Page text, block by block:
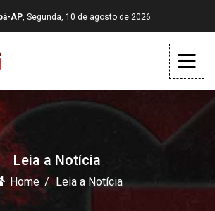
AP, Segunda, 10 de agosto de 2026.
Leia a Notícia
Home Leia a Notícia